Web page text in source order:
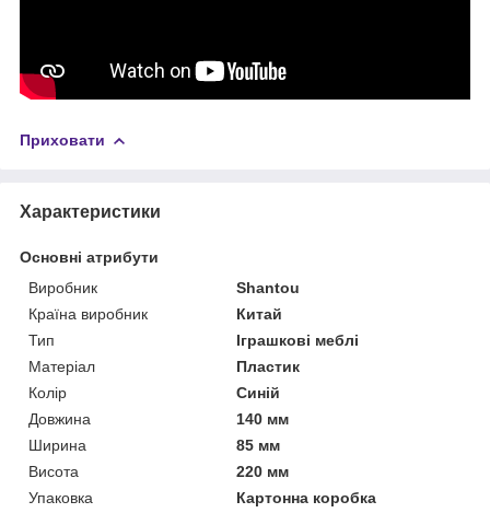
Приховати
Характеристики
Основні атрибути
Виробник
Shantou
Країна виробник
Китай
Тип
Іграшкові меблі
Матеріал
Пластик
Колір
Синій
Довжина
140 мм
Ширина
85 мм
Висота
220 мм
Упаковка
Картонна коробка